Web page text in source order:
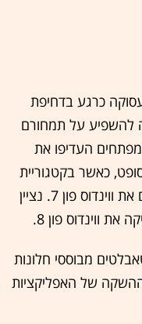
כרגע בדחיפת
8 לשוק ויכולה להשפיע על תמחורם
בסקר נמצא, שרק 33% מהמפתחים העדיפו את
כאשר בקטגוריית
ווינדוס פון, נמצא שרק 21% מעדיפים את ווינדוס פון 7. נציין
ווינדוס פון 8.
מבוססי חלונות
של האפליקציות